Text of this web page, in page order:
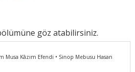
göz atabilirsiniz.
Musa Kâzım Efendi • Sinop Mebusu Hasan